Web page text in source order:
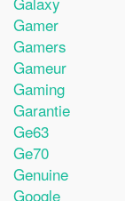
Gamer
Gamers
Gameur
Gaming
Garantie
Ge63
Ge70
Genuine
Google